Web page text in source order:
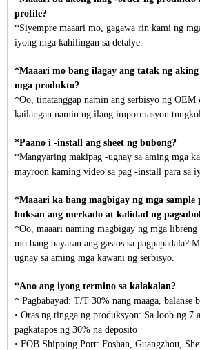
profile?
*Siyempre maaari mo, gagawa rin kami ng
iyong mga kahilingan sa detalye.
*Maaari mo bang ilagay ang tatak ng
mga produkto?
*Oo, tinatanggap namin ang serbisyo ng
kailangan namin ng ilang impormasyon
*Paano i -install ang sheet ng bubong?
*Mangyaring makipag -ugnay sa aming mga
mayroon kaming video sa pag -install para sa
*Maaari ka bang magbigay ng mga sample
buksan ang merkado at kalidad ng
*Oo, maaari naming magbigay ng mga libreng
mo bang bayaran ang gastos sa pagpapadala?
ugnay sa aming mga kawani ng serbisyo.
*Ano ang iyong termino sa kalakalan?
* Pagbabayad: T/T 30% nang maaga, balanse
• Oras ng tingga ng produksyon: Sa loob ng 7
pagkatapos ng 30% na deposito
• FOB Shipping Port: Foshan, Guangzhou,